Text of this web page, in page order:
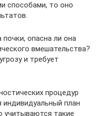
способами, то оно
опасна ли она
вмешательства?
и требует
процедур
план
учитываются такие